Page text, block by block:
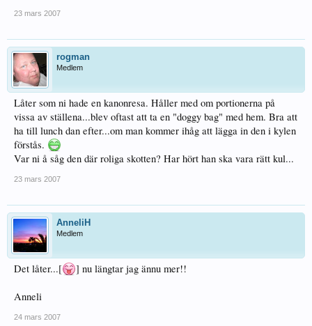
23 mars 2007
rogman
Medlem
Låter som ni hade en kanonresa. Håller med om portionerna på
vissa av ställena...blev oftast att ta en "doggy bag" med hem. Bra att
ha till lunch dan efter...om man kommer ihåg att lägga in den i kylen
förstås.
Var ni å såg den där roliga skotten? Har hört han ska vara rätt kul...
23 mars 2007
AnneliH
Medlem
Det låter...[ ] nu längtar jag ännu mer!!
Anneli
24 mars 2007